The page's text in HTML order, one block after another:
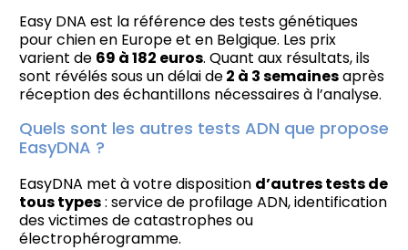
Easy DNA est la référence des tests génétiques
pour chien en Europe et en Belgique. Les prix
varient de 69 à 182 euros. Quant aux résultats, ils
sont révélés sous un délai de2 à 3 semainesaprès
réception des échantillons nécessaires à l’analyse.
Quels sont les autres tests ADN que propose
EasyDNA ?
EasyDNA met à votre disposition d’autres tests de
tous types: service de profilage ADN, identification
des victimes de catastrophes ou
électrophérogramme.